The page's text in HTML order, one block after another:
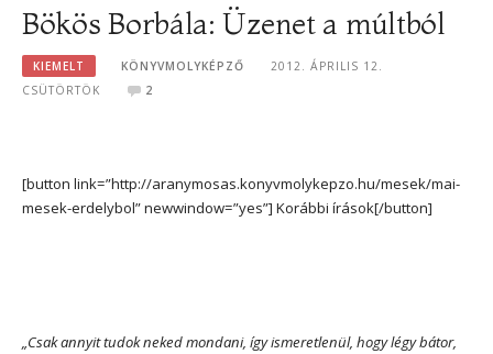
Bökös Borbála: Üzenet a múltból
KIEMELT KÖNYVMOLYKÉPZŐ
2012. ÁPRILIS 12.
CSÜTÖRTÖK
2
[button link=”http://aranymosas.konyvmolykepzo.hu/mesek/mai-
mesek-erdelybol” newwindow=”yes”] Korábbi írások[/button]
„Csak annyit tudok neked mondani, így ismeretlenül, hogy légy bátor,